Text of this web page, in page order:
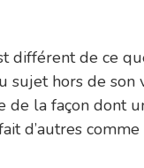
différent de ce
hors de son
de la façon dont
d’autres